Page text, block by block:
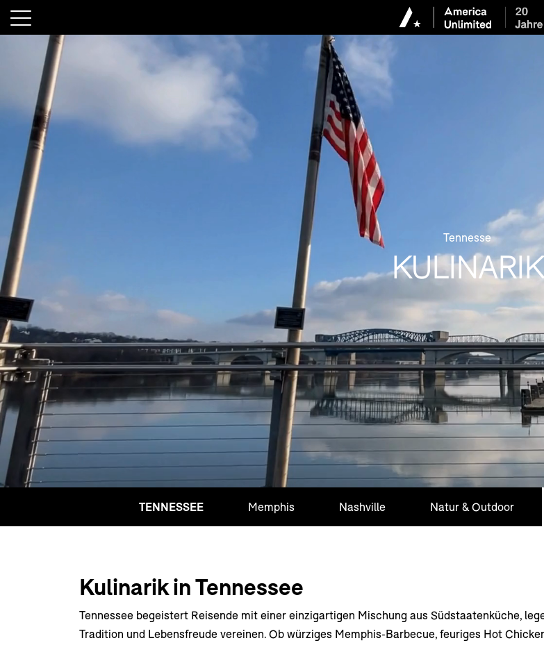
Tennesse
KULINARIK
TENNESSEE Memphis Nashville Natur & Outdoor
Kulinarik in Tennessee
Tennessee begeistert Reisende mit einer einzigartigen Mischung aus Südstaatenküche,
Tradition und Lebensfreude vereinen. Ob würziges Memphis-Barbecue, feuriges Hot